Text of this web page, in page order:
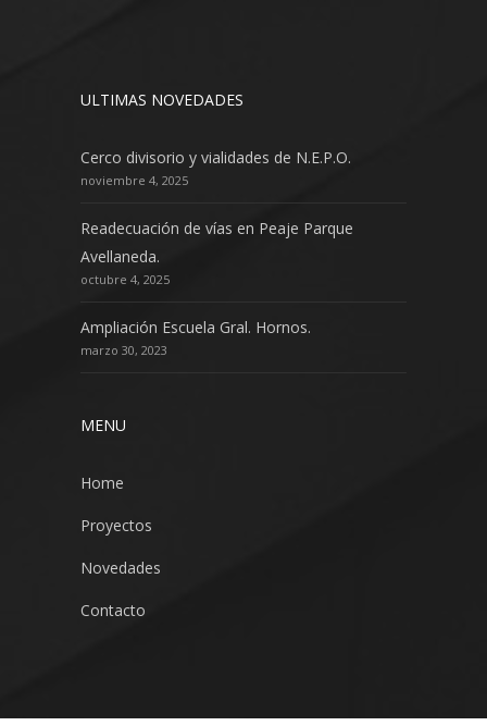
ULTIMAS NOVEDADES
Cerco divisorio y vialidades de N.E.P.O.
noviembre 4, 2025
Readecuación de vías en Peaje Parque
Avellaneda.
octubre 4, 2025
Ampliación Escuela Gral. Hornos.
marzo 30, 2023
MENU
Home
Proyectos
Novedades
Contacto